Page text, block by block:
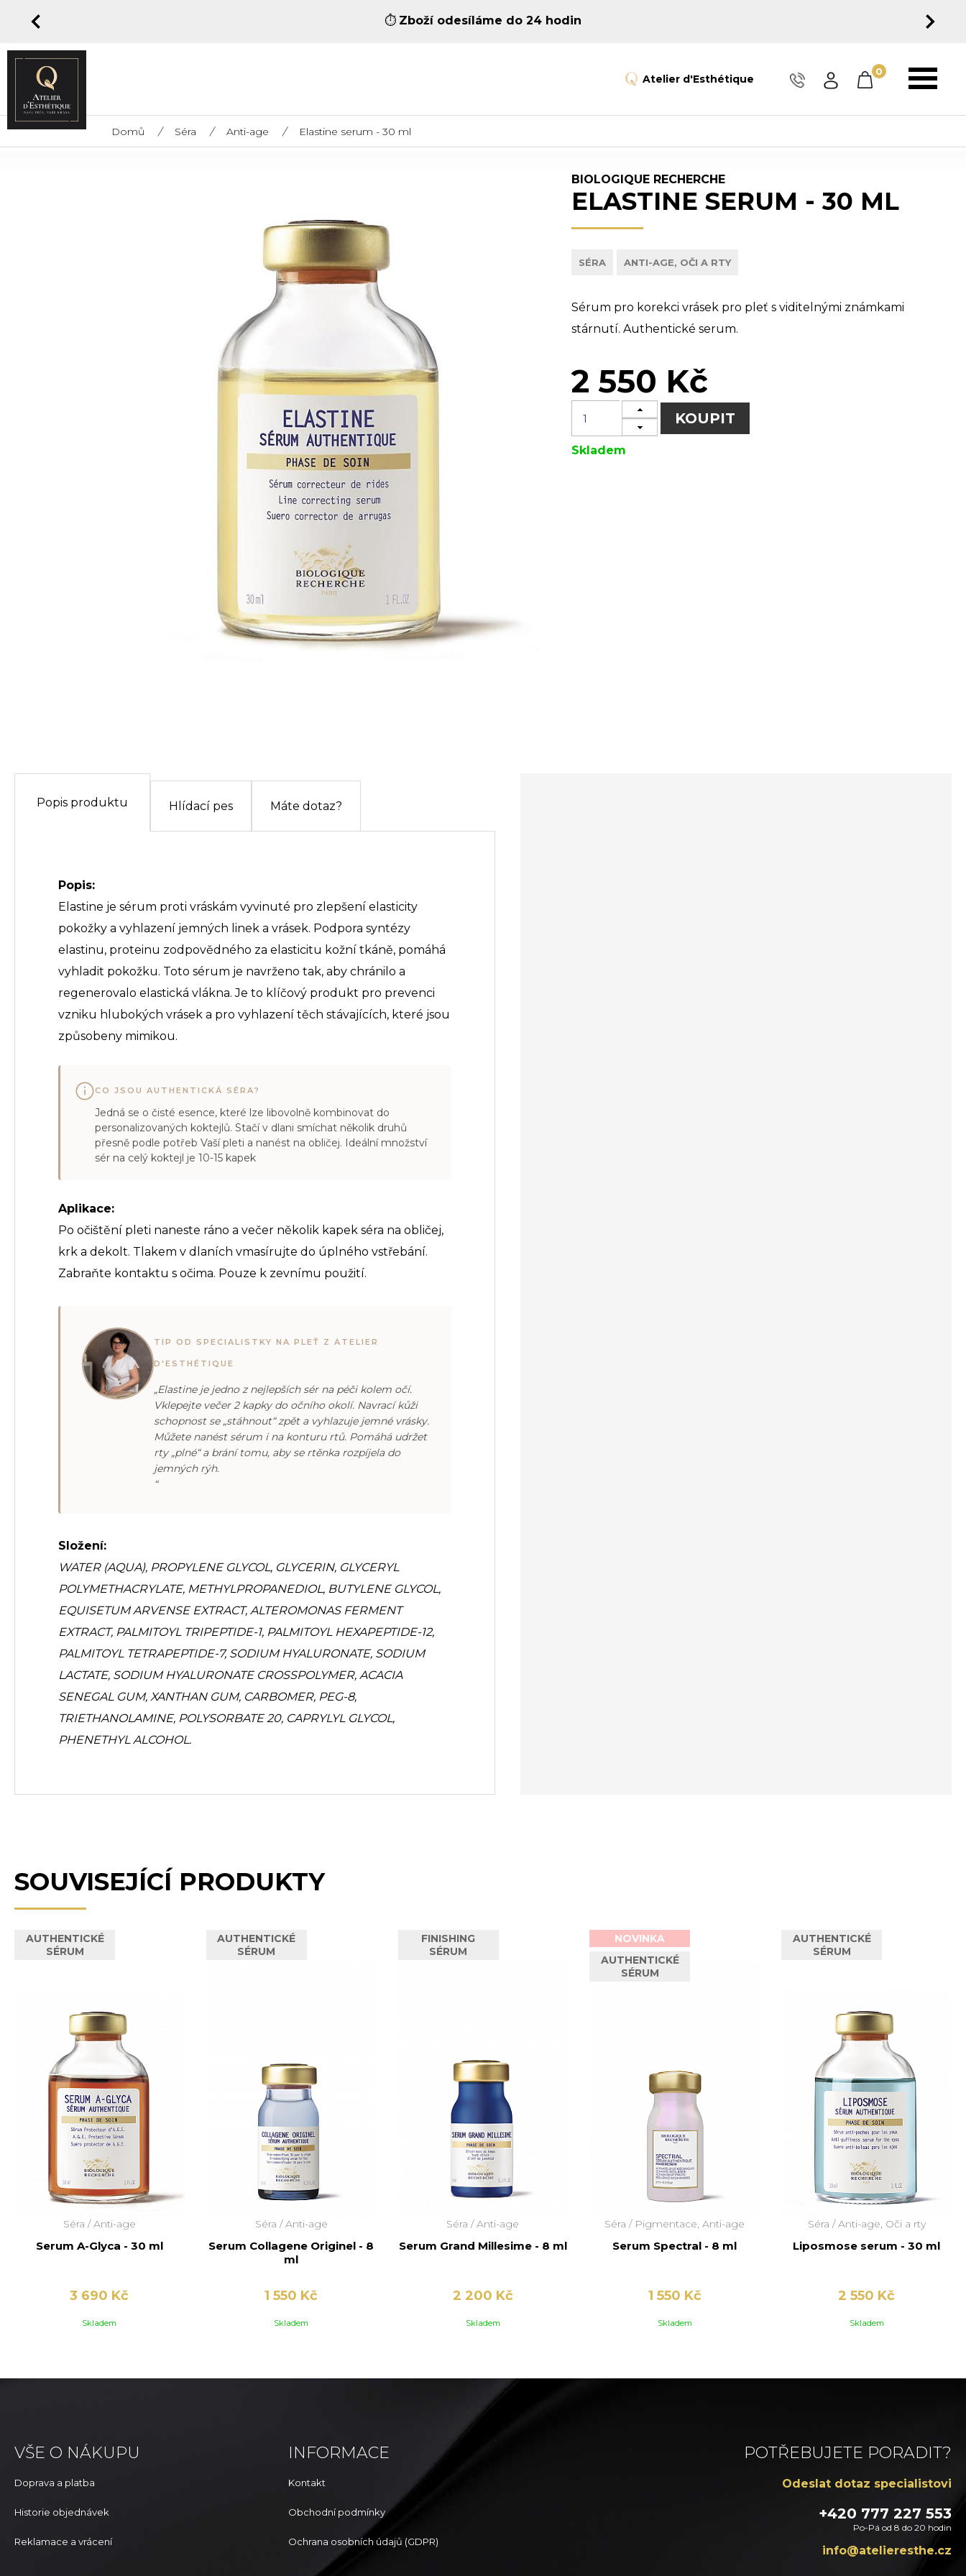
⏱️ Zboží odesíláme do 24 hodin
Atelier d'Esthétique
0
Domů / Séra / Anti-age / Elastine serum - 30 ml
BIOLOGIQUE RECHERCHE
ELASTINE SERUM - 30 ML
SÉRA ANTI-AGE, OČI A RTY
Sérum pro korekci vrásek pro pleť s viditelnými známkami
stárnutí. Authentické serum.
2 550 Kč
KOUPIT
Skladem
Popis produktu Hlídací pes Máte dotaz?
Popis:
Elastine je sérum proti vráskám vyvinuté pro zlepšení elasticity
pokožky a vyhlazení jemných linek a vrásek. Podpora syntézy
elastinu, proteinu zodpovědného za elasticitu kožní tkáně, pomáhá
vyhladit pokožku. Toto sérum je navrženo tak, aby chránilo a
regenerovalo elastická vlákna. Je to klíčový produkt pro prevenci
vzniku hlubokých vrásek a pro vyhlazení těch stávajících, které jsou
způsobeny mimikou.
CO JSOU AUTHENTICKÁ SÉRA?
Jedná se o čisté esence, které lze libovolně kombinovat do
personalizovaných koktejlů. Stačí v dlani smíchat několik druhů
přesně podle potřeb Vaší pleti a nanést na obličej. Ideální množství
sér na celý koktejl je 10-15 kapek
Aplikace:
Po očištění pleti naneste ráno a večer několik kapek séra na obličej,
krk a dekolt. Tlakem v dlaních vmasírujte do úplného vstřebání.
Zabraňte kontaktu s očima. Pouze k zevnímu použití.
TIP OD SPECIALISTKY NA PLEŤ Z ATELIER
D'ESTHÉTIQUE
„Elastine je jedno z nejlepších sér na péči kolem očí.
Vklepejte večer 2 kapky do očního okolí. Navrací kůži
schopnost se „stáhnout“ zpět a vyhlazuje jemné vrásky.
Můžete nanést sérum i na konturu rtů. Pomáhá udržet
rty „plné“ a brání tomu, aby se rtěnka rozpíjela do
jemných rýh.
“
Složení:
WATER (AQUA), PROPYLENE GLYCOL, GLYCERIN, GLYCERYL
POLYMETHACRYLATE, METHYLPROPANEDIOL, BUTYLENE GLYCOL,
EQUISETUM ARVENSE EXTRACT, ALTEROMONAS FERMENT
EXTRACT, PALMITOYL TRIPEPTIDE-1, PALMITOYL HEXAPEPTIDE-12,
PALMITOYL TETRAPEPTIDE-7, SODIUM HYALURONATE, SODIUM
LACTATE, SODIUM HYALURONATE CROSSPOLYMER, ACACIA
SENEGAL GUM, XANTHAN GUM, CARBOMER, PEG-8,
TRIETHANOLAMINE, POLYSORBATE 20, CAPRYLYL GLYCOL,
PHENETHYL ALCOHOL.
SOUVISEJÍCÍ PRODUKTY
AUTHENTICKÉ
SÉRUM
Séra /Anti-age
Serum A-Glyca - 30 ml
3 690 Kč
Skladem
AUTHENTICKÉ
SÉRUM
Séra /Anti-age
Serum Collagene Originel - 8
ml
1 550 Kč
Skladem
FINISHING
SÉRUM
Séra /Anti-age
Serum Grand Millesime - 8 ml
2 200 Kč
Skladem
NOVINKA
AUTHENTICKÉ
SÉRUM
Séra / Pigmentace, Anti-age
Serum Spectral - 8 ml
1 550 Kč
Skladem
AUTHENTICKÉ
SÉRUM
Séra /Anti-age, Oči a rty
Liposmose serum - 30 ml
2 550 Kč
Skladem
VŠE O NÁKUPU
Doprava a platba
Historie objednávek
Reklamace a vrácení
INFORMACE
Kontakt
Obchodní podmínky
Ochrana osobních údajů (GDPR)
POTŘEBUJETE PORADIT?
Odeslat dotaz specialistovi
+420 777 227 553
Po-Pá od 8 do 20 hodin
zc.ehtsereileta@ofni